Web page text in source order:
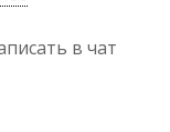
в чат